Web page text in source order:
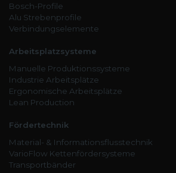
Bosch-Profile
Alu Strebenprofile
Verbindungselemente
Arbeitsplatzsysteme
Manuelle Produktionssysteme
Industrie Arbeitsplätze
Ergonomische Arbeitsplätze
Lean Production
Fördertechnik
Material- & Informationsflusstechnik
VarioFlow Kettenfördersysteme
Transportbänder